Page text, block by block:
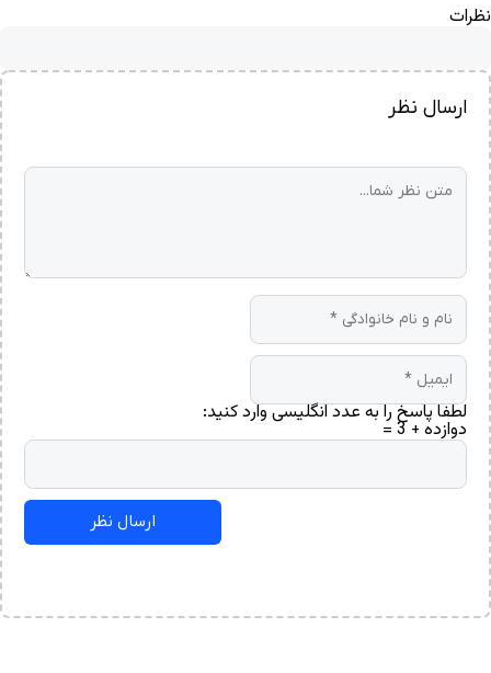
نظرات
ارسال نظر
لطفا پاسخ را به عدد انگلیسی وارد کنید:
دوازده + 3 =